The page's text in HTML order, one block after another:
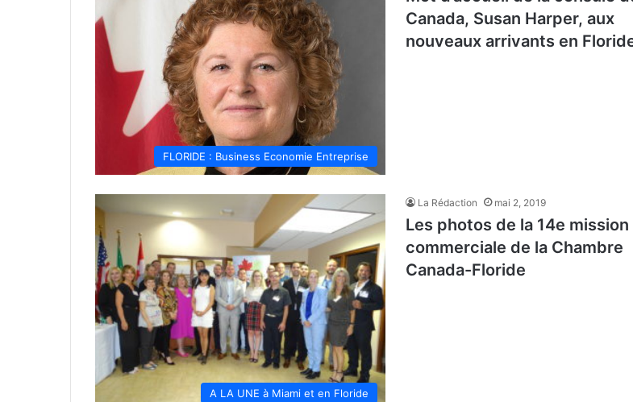
FLORIDE : Business Economie Entreprise
Canada, Susan Harper, aux
nouveaux arrivants en
A LA UNE à Miami et en Floride
La Rédaction mai 2, 2019
Les photos de la 14e mission
commerciale de la Chambre
Canada-Floride